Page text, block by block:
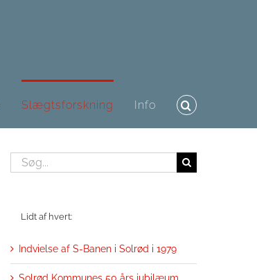
Slægtsforskning Info
Søg
efter:
Lidt af hvert:
Indvielse af S-Banen i Solrød i 1979